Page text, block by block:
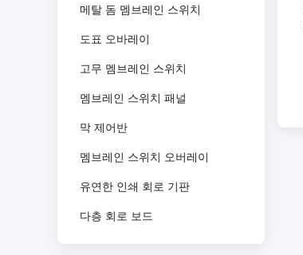
메탈 돔 멤브레인 스위치
도표 오바레이
고무 멤브레인 스위치
멤브레인 스위치 패널
막 제어반
멤브레인 스위치 오버레이
유연한 인쇄 회로 기판
다층 회로 보드